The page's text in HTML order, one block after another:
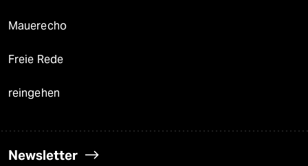
Mauerecho
Freie Rede
reingehen
Newsletter